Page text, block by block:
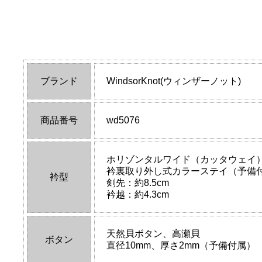
ブランド WindsorKnot(ウィンザーノット)
商品番号 wd5076
衿型
ホリゾンタルワイド（カッタウェイ
衿裏取り外し式カラーステイ（予備
剣先：約8.5cm
衿越：約4.3cm
ボタン
天然貝ボタン、高瀬貝
直径10mm、厚さ2mm（予備付属）